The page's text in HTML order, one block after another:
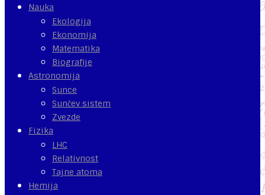
Nauka
Ekologija
Ekonomija
Matematika
Biografije
Astronomija
Sunce
Sunčev sistem
Zvezde
Fizika
LHC
Relativnost
Tajne atoma
Hemija